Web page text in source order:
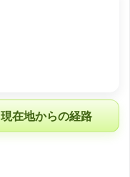
現在地からの経路